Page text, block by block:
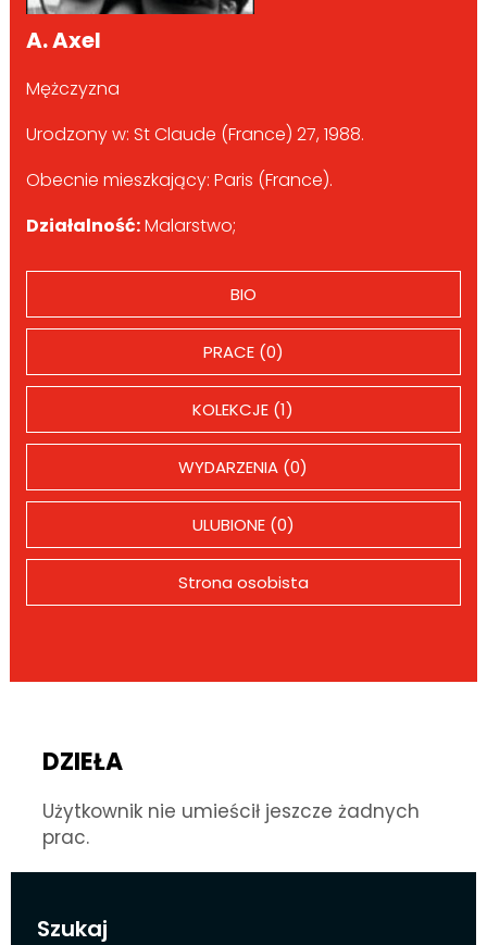
Szukaj
A. Axel
Mężczyzna
Urodzony w: St Claude (France) 27, 1988.
Obecnie mieszkający: Paris (France).
Działalność:Malarstwo;
BIO
PRACE (0)
KOLEKCJE (1)
WYDARZENIA (0)
ULUBIONE (0)
Strona osobista
DZIEŁA
Użytkownik nie umieścił jeszcze żadnych
prac.